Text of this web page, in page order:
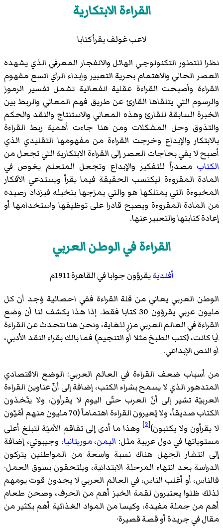
القراءة الابتكارية
لاعب غولف يقرأ كتابا
نظرا للتطور التكنولوجي الهائل والانفجار المعرفي الذي يشهده
العصر الحالي والاهتمام بحرية التعبير وإبداء الرأي اتسع مفهوم
القراءة وأصبحت القراءة عقلية انفعالية تشمل تفسير الرموز
والرسوم التي يتلقاها القارئ عن طريق فهم المعاني والربط بين
الخبرة السابقة للقارئ وهذه المعاني والاستنتاج والنقد والحكم
والتذوق وحل المشكلات ومن هنا جاءت أهمية ربط القراءة
بالابتكار والإبداع وخرجت القراءة من مفهومها التقليدي الذي
أصبح لا يفي بحاجات العصر إلى القراءة الابتكارية التي تجعل من
الكتاب مصدراً للتفكير والإبداع وتجعل المتعلم يغوص في
المادة المقروءة ليكتسب الحقيقة فيما يقرأ ويستدعي الأفكار
المخبوءة التي يمتلكها هو والتي يمزجها بتخيله فيزداد رصيده
من المادة المقروءة ويصبح قادرا على توظيفها واستخدامها أو
إعادة كتابتها والتعبير عنها.
القراءة في الوطن العربي
أفنديةيقرؤون جوابا في القاهرة 1911م
الوطن العربي يعاني من قلة القراءة ففي احصائية وُجد أن كل
مليون عربي يقرؤون 30 كتابا فقط. إذا هذا يكشف لنا أن وضع
القراءة في العالم العربي مزرٍ للغاية، ونحن هنا نتحدث عن القراءة
أيا كانت، (كتب الطبخ مثلا أو التنجيم) فما بالك بقراء النقد الأدبي،
أو النص الإبداعي.
من أسباب ضعف القراءة في العالم العربي: الوضع الاقتصادي
المتدهور الذي لا يسمح بشراء الكتب، إضافة إلى أنّ عناوين القراءة
العربيّة تشير إلى أنّ العرب حتّى اليوم لا يقرأون، ولا يتّخذون
الكتاب صديقاً، ولا يُعيرون القراءة اهتماماً (70 مليون منهم أمّيّون
لا يقرأون ولا يكتبون)[2]
وهذا ما أدى إلى تفاقم الأميّة لتبلغ أعلى
مستوياتها في دول عربية مثل: اليمن،موريتانيا، وجيبوتي، إضافة
إلى انتشار الجهل هناك نسبة واسعة من المواطنين يتركون
الدراسة بعد انتهاء المرحلة الابتدائية، ويلتحقون بسوق العمل·
فالناس، أو أغلب الناس، في العالم العربي لا يجدون قوت يومهم
لذلك ظلوا يعتبرون لقمة الخبز أهم من الحرف، وصحن طعام
أهم من جملة مفيدة، وكيسا من المواد الغذائية أهم بكثير من
مقال في جريدة أو قصة قصيرة·